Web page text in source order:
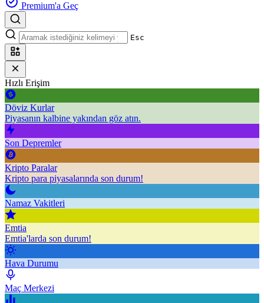
Premium'a Geç
Esc
Hızlı Erişim
Döviz Kurlar
Piyasanın kalbine yakından göz atın.
Son Depremler
Kripto Paralar
Kripto para piyasalarında son durum!
Namaz Vakitleri
Emtia
Emtia'larda son durum!
Hava Durumu
Maç Merkezi